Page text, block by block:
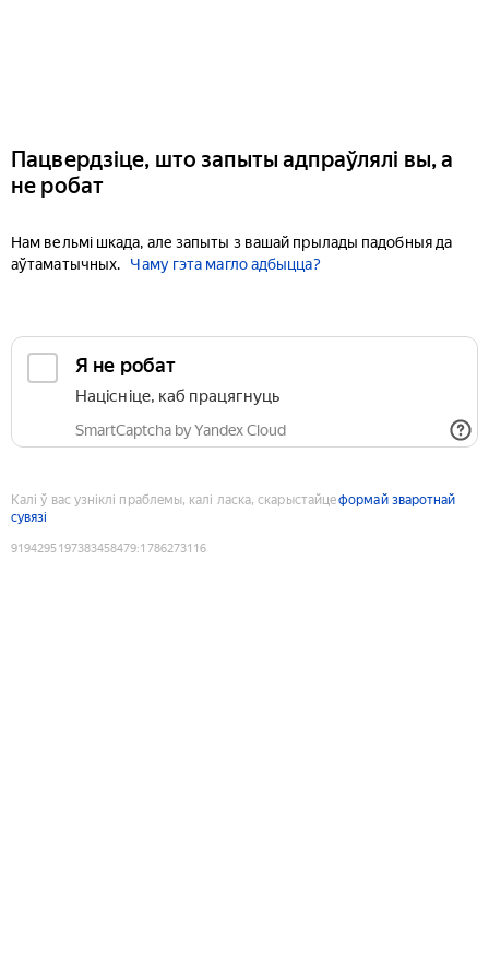
Пацвердзіце, што запыты адпраўлялі вы, а
не робат
Нам вельмі шкада, але запыты з вашай прылады падобныя да
аўтаматычных.
Чаму гэта магло адбыцца?
Я не робат
Націсніце, каб працягнуць
SmartCaptcha by Yandex Cloud
Калі ў вас узніклі праблемы, калі ласка, скарыстайцеформай зваротнай
сувязі
9194295197383458479:1786273116